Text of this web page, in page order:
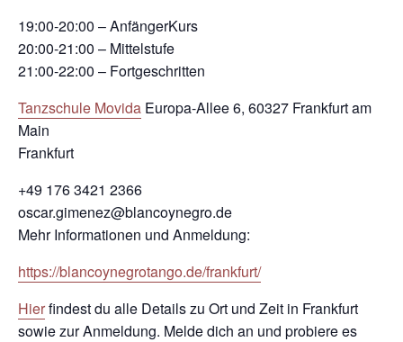
19:00-20:00 – AnfängerKurs
20:00-21:00 – Mittelstufe
21:00-22:00 – Fortgeschritten
Tanzschule Movida Europa-Allee 6, 60327 Frankfurt am
Main
Frankfurt
+49 176 3421 2366
oscar.gimenez@blancoynegro.de
Mehr Informationen und Anmeldung:
https://blancoynegrotango.de/frankfurt/
Hierfindest du alle Details zu Ort und Zeit in Frankfurt
sowie zur Anmeldung. Melde dich an und probiere es